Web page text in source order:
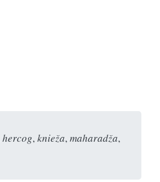
hercog, knieža, maharadža,